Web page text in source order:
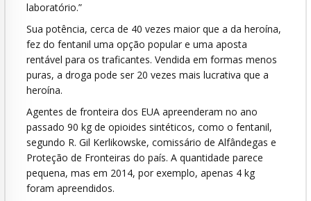
laboratório.”
Sua potência, cerca de 40 vezes maior que a da heroína,
fez do fentanil uma opção popular e uma aposta
rentável para os traficantes. Vendida em formas menos
puras, a droga pode ser 20 vezes mais lucrativa que a
heroína.
Agentes de fronteira dos EUA apreenderam no ano
passado 90 kg de opioides sintéticos, como o fentanil,
segundo R. Gil Kerlikowske, comissário de Alfândegas e
Proteção de Fronteiras do país. A quantidade parece
pequena, mas em 2014, por exemplo, apenas 4 kg
foram apreendidos.